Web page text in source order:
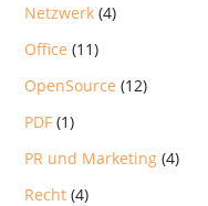
Netzwerk (4)
Office (11)
OpenSource (12)
PDF (1)
PR und Marketing (4)
Recht (4)